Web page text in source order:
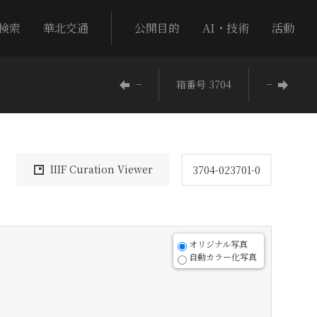
索 華北交通 公開目的 AI・技術 活動
− 箱番号 3704 −
IIIF Curation Viewer 3704-023701-0
オリジナル写真
自動カラー化写真